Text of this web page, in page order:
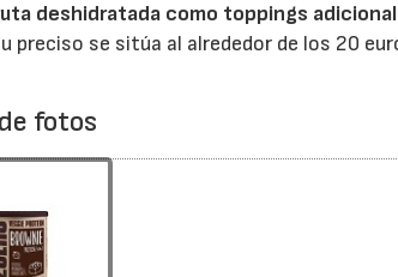
deshidratada como toppings
preciso se sitúa al alrededor de los 20
fotos